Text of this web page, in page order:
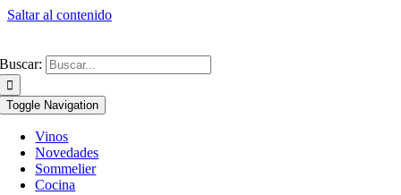
Saltar al contenido
Buscar:
Toggle Navigation
Vinos
Novedades
Sommelier
Cocina